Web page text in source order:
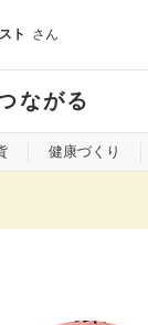
ト さん
ながる
健康づくり